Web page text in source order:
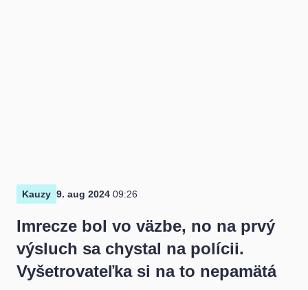
Kauzy 9. aug 2024 09:26
Imrecze bol vo väzbe, no na prvý
výsluch sa chystal na polícii.
Vyšetrovateľka si na to nepamätá